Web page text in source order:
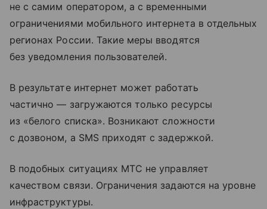
не с самим оператором, а с временными
ограничениями мобильного интернета в отдельных
регионах России. Такие меры вводятся
без уведомления пользователей.
В результате интернет может работать
частично — загружаются только ресурсы
из «белого списка». Возникают сложности
с дозвоном, а SMS приходят с задержкой.
В подобных ситуациях МТС не управляет
качеством связи. Ограничения задаются на уровне
инфраструктуры.